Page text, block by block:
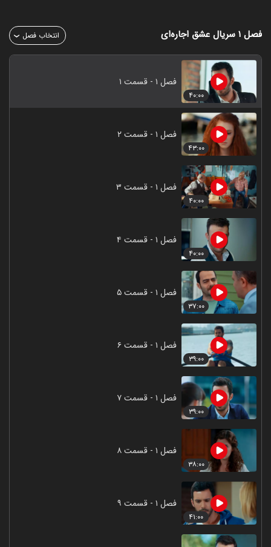
فصل ۱ سریال عشق اجاره‌ای انتخاب فصل
۴۰:۰۰
فصل ۱ - قسمت ۱
۴۳:۰۰
فصل ۱ - قسمت ۲
۴۰:۰۰
فصل ۱ - قسمت ۳
۴۰:۰۰
فصل ۱ - قسمت ۴
۳۷:۰۰
فصل ۱ - قسمت ۵
۳۹:۰۰
فصل ۱ - قسمت ۶
۳۹:۰۰
فصل ۱ - قسمت ۷
۳۸:۰۰
فصل ۱ - قسمت ۸
۴۱:۰۰
فصل ۱ - قسمت ۹